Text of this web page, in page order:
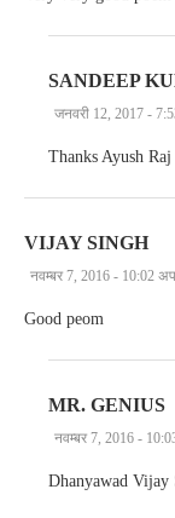
SANDEEP
जनवरी 12, 2017 - 7:53
Thanks Ayush
VIJAY SINGH
नवम्बर 7, 2016 - 10:02
Good peom
MR. GENIUS
नवम्बर 7, 2016 -
Dhanyawad